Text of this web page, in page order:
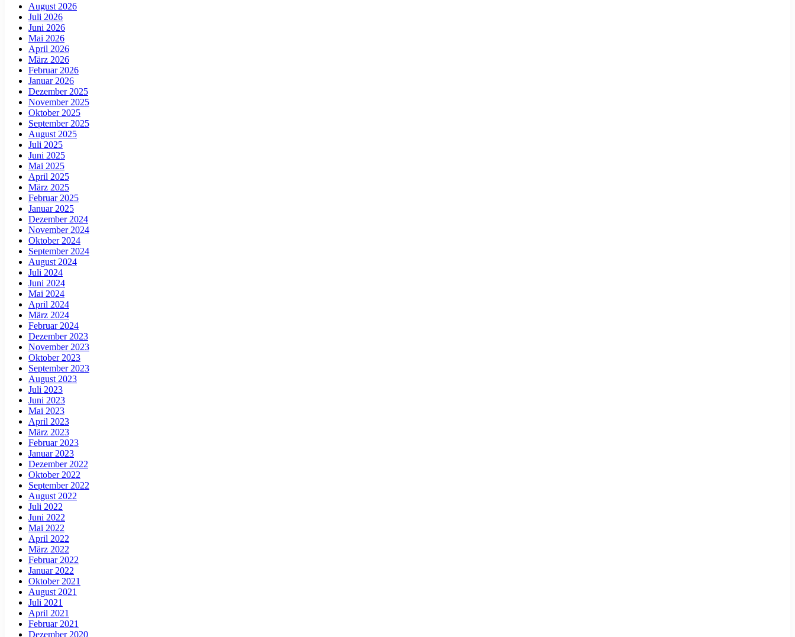
August 2026
Juli 2026
Juni 2026
Mai 2026
April 2026
März 2026
Februar 2026
Januar 2026
Dezember 2025
November 2025
Oktober 2025
September 2025
August 2025
Juli 2025
Juni 2025
Mai 2025
April 2025
März 2025
Februar 2025
Januar 2025
Dezember 2024
November 2024
Oktober 2024
September 2024
August 2024
Juli 2024
Juni 2024
Mai 2024
April 2024
März 2024
Februar 2024
Dezember 2023
November 2023
Oktober 2023
September 2023
August 2023
Juli 2023
Juni 2023
Mai 2023
April 2023
März 2023
Februar 2023
Januar 2023
Dezember 2022
Oktober 2022
September 2022
August 2022
Juli 2022
Juni 2022
Mai 2022
April 2022
März 2022
Februar 2022
Januar 2022
Oktober 2021
August 2021
Juli 2021
April 2021
Februar 2021
Dezember 2020